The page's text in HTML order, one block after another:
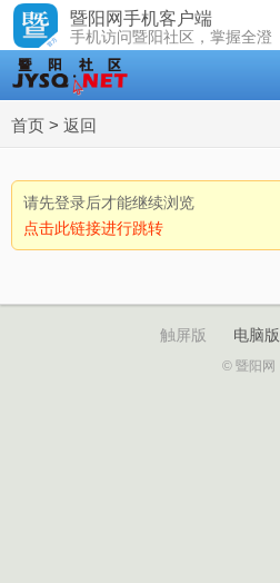
暨阳网手机客户端
手机访问暨阳社区，掌握全澄
首页 > 返回
请先登录后才能继续浏览
点击此链接进行跳转
触屏版 电脑版
© 暨阳网